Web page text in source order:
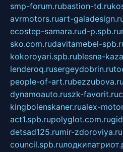
smp-forum.rubastion-td.ru
avrmotors.ruart-
ecostep-samara.rud-p.spb.ru
sko.com.rudavitamebel-
kokoroyari.spb.rublesna-
lenderoq.rusergeydobrin.ru
people-of-art.rubezzubova.ru
dynamoauto.ruszk-favorit.ru
kingbolenskaner.rualex-
act1.spb.rupolyglot.com.ru
detsad125.rumir-zdoroviya.ru
council.spb.ru